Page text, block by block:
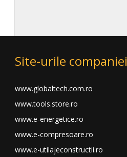
Site-urile companiei
www.globaltech.com.ro
www.tools.store.ro
www.e-energetice.ro
www.e-compresoare.ro
www.e-utilajeconstructii.ro